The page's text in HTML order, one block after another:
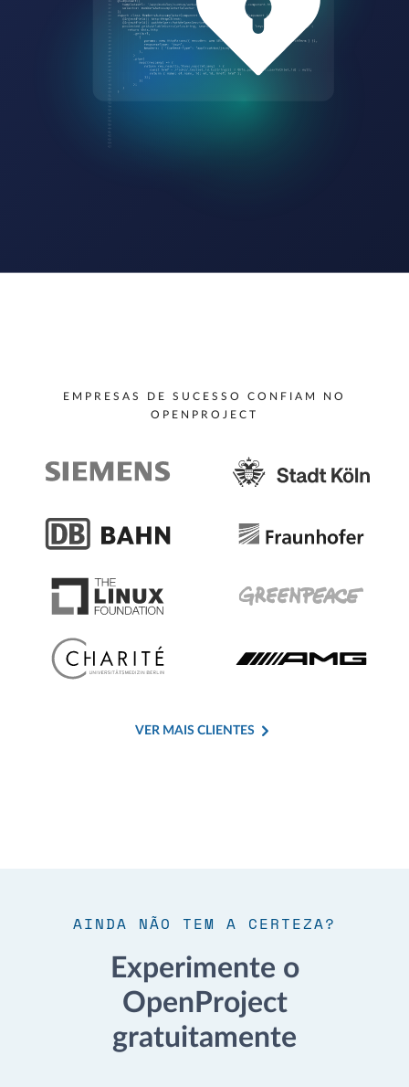
EMPRESAS DE SUCESSO CONFIAM NO
OPENPROJECT
VER MAIS CLIENTES
AINDA NÃO TEM A CERTEZA?
Experimente o
OpenProject
gratuitamente